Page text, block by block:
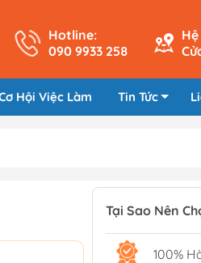
Hotline:
090 9933 258
Hội Việc Làm Tin Tức
Tại Sao Nên
100%